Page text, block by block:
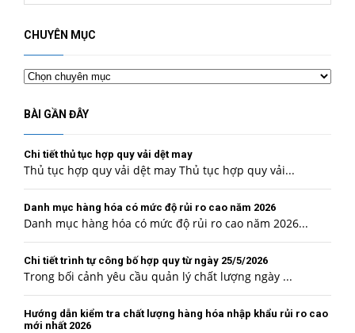
CHUYÊN MỤC
Chuyên
mục
BÀI GẦN ĐÂY
Chi tiết thủ tục hợp quy vải dệt may
Thủ tục hợp quy vải dệt may Thủ tục hợp quy vải...
Danh mục hàng hóa có mức độ rủi ro cao năm 2026
Danh mục hàng hóa có mức độ rủi ro cao năm 2026...
Chi tiết trình tự công bố hợp quy từ ngày 25/5/2026
Trong bối cảnh yêu cầu quản lý chất lượng ngày ...
Hướng dẫn kiểm tra chất lượng hàng hóa nhập khẩu rủi ro cao
mới nhất 2026